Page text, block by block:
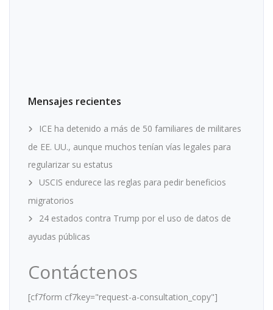
Mensajes recientes
ICE ha detenido a más de 50 familiares de militares
de EE. UU., aunque muchos tenían vías legales para
regularizar su estatus
USCIS endurece las reglas para pedir beneficios
migratorios
24 estados contra Trump por el uso de datos de
ayudas públicas
Contáctenos
[cf7form cf7key="request-a-consultation_copy"]